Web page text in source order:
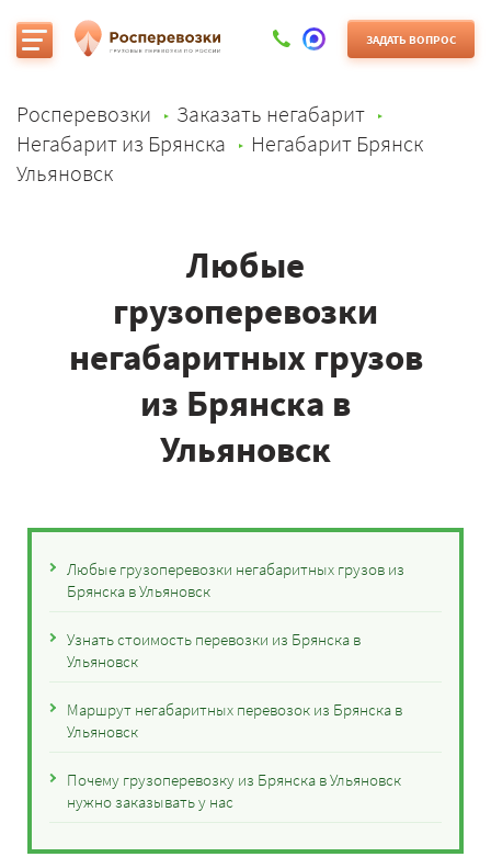
ЗАДАТЬ ВОПРОС
Росперевозки
Заказать негабарит
Негабарит из Брянска
Негабарит Брянск
Ульяновск
Любые
грузоперевозки
негабаритных грузов
из Брянска в
Ульяновск
Любые грузоперевозки негабаритных грузов из
Брянска в Ульяновск
Узнать стоимость перевозки из Брянска в
Ульяновск
Маршрут негабаритных перевозок из Брянска в
Ульяновск
Почему грузоперевозку из Брянска в Ульяновск
нужно заказывать у нас